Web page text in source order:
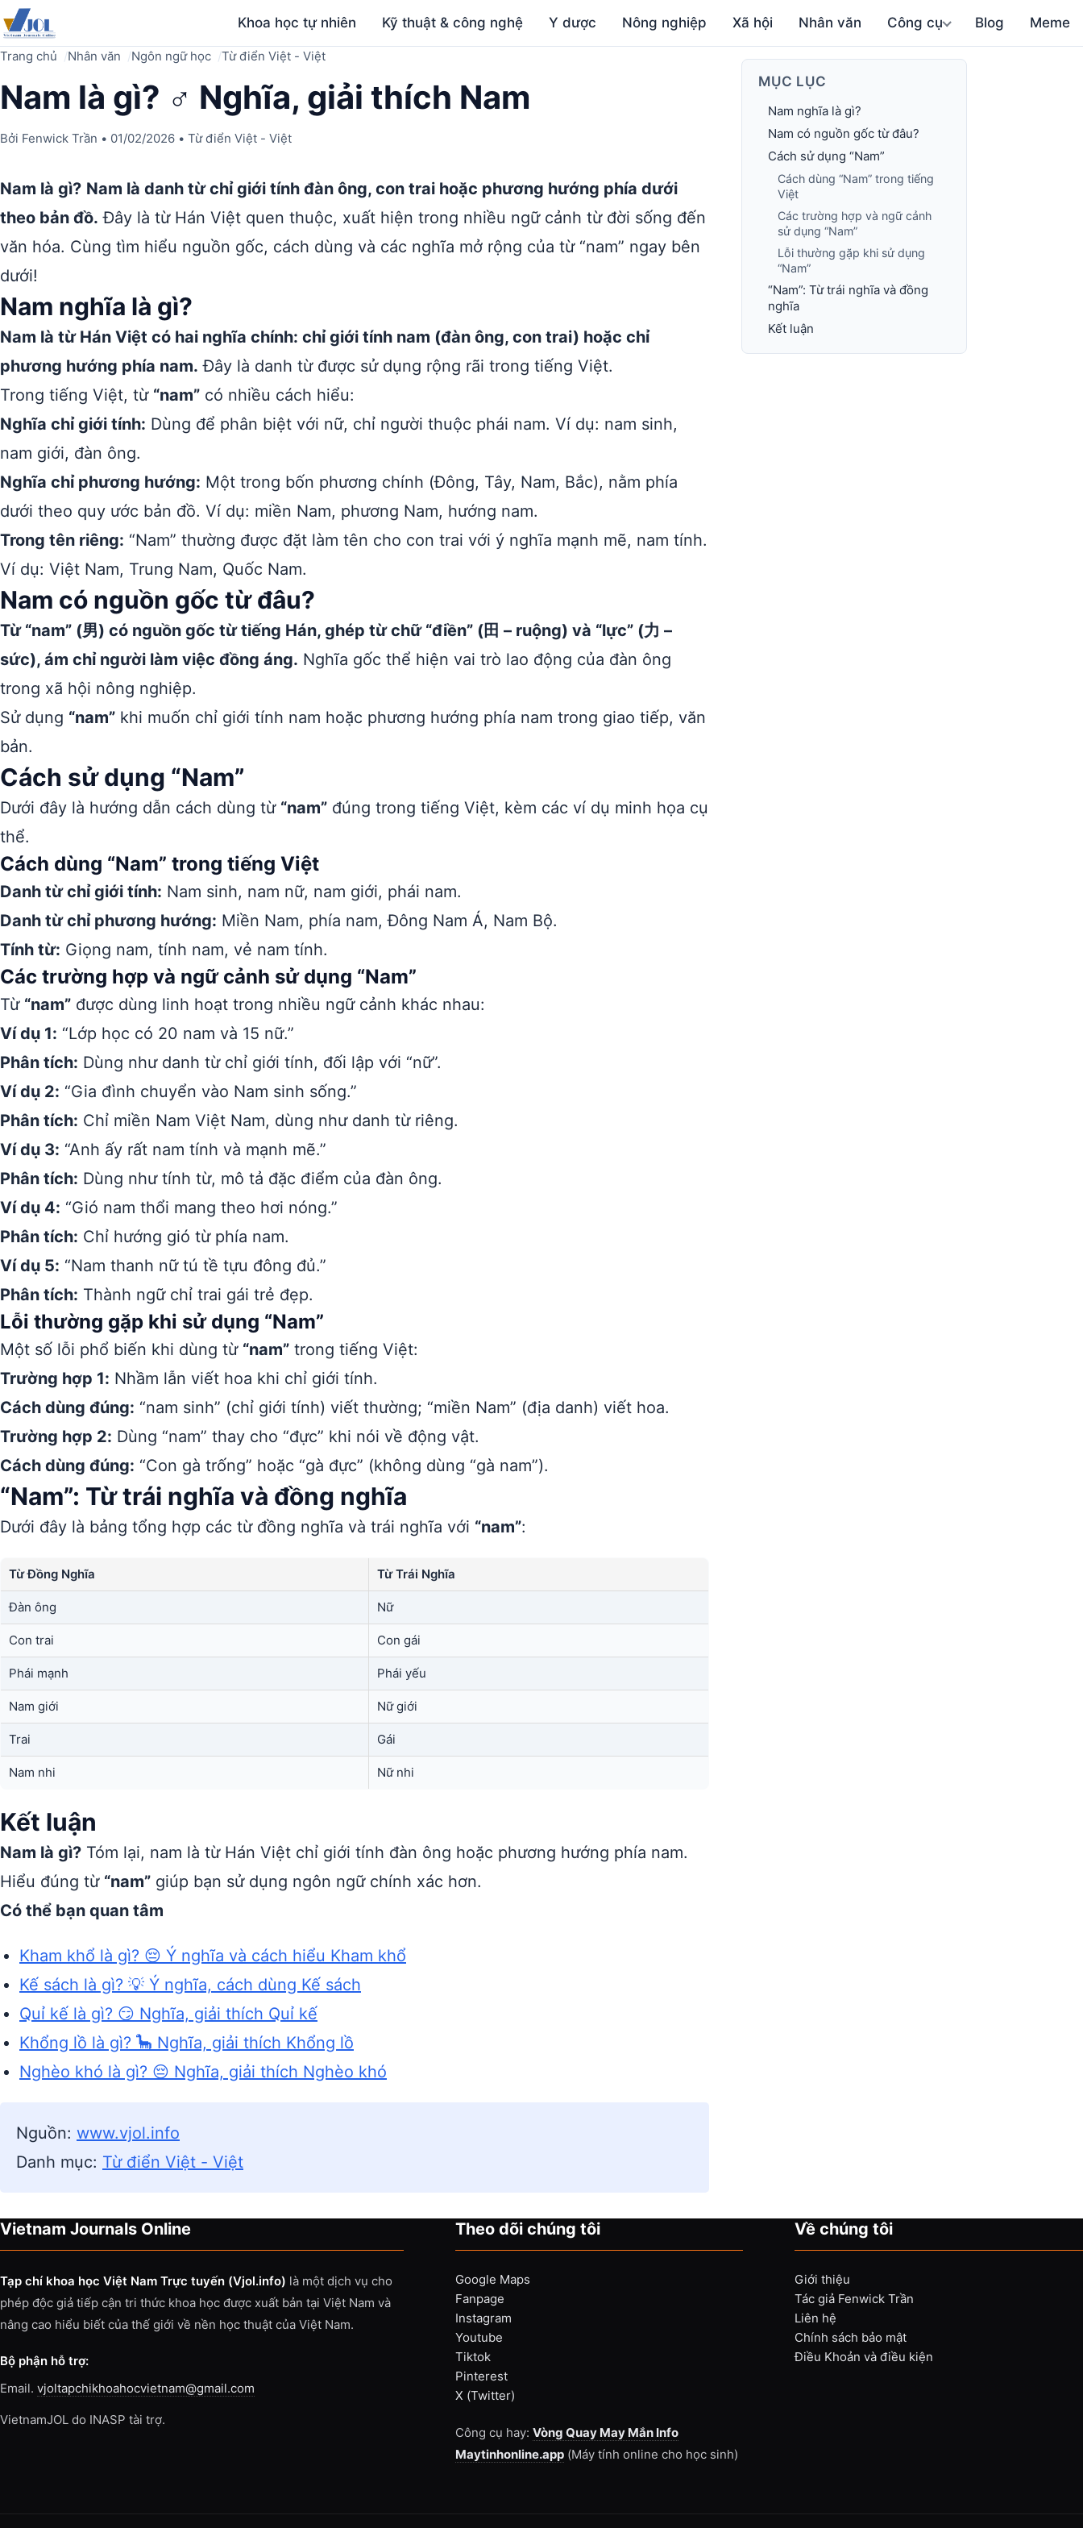
Khoa học tự nhiên Kỹ thuật & công nghệ Y dược Nông nghiệp Xã hội Nhân văn Công cụ Blog Meme
Trang chủ Nhân văn Ngôn ngữ học Từ điển Việt - Việt
Nam là gì? ♂️ Nghĩa, giải thích Nam
Bởi Fenwick Trần • 01/02/2026 • Từ điển Việt - Việt
Nam là gì? Nam là danh từ chỉ giới tính đàn ông, con trai hoặc phương hướng phía dưới
theo bản đồ. Đây là từ Hán Việt quen thuộc, xuất hiện trong nhiều ngữ cảnh từ đời sống đến
văn hóa. Cùng tìm hiểu nguồn gốc, cách dùng và các nghĩa mở rộng của từ “nam” ngay bên
dưới!
Nam nghĩa là gì?
Nam là từ Hán Việt có hai nghĩa chính: chỉ giới tính nam (đàn ông, con trai) hoặc chỉ
phương hướng phía nam. Đây là danh từ được sử dụng rộng rãi trong tiếng Việt.
Trong tiếng Việt, từ “nam” có nhiều cách hiểu:
Nghĩa chỉ giới tính: Dùng để phân biệt với nữ, chỉ người thuộc phái nam. Ví dụ: nam sinh,
nam giới, đàn ông.
Nghĩa chỉ phương hướng: Một trong bốn phương chính (Đông, Tây, Nam, Bắc), nằm phía
dưới theo quy ước bản đồ. Ví dụ: miền Nam, phương Nam, hướng nam.
Trong tên riêng: “Nam” thường được đặt làm tên cho con trai với ý nghĩa mạnh mẽ, nam tính.
Ví dụ: Việt Nam, Trung Nam, Quốc Nam.
Nam có nguồn gốc từ đâu?
Từ “nam” (男) có nguồn gốc từ tiếng Hán, ghép từ chữ “điền” (田 – ruộng) và “lực” (力 –
sức), ám chỉ người làm việc đồng áng. Nghĩa gốc thể hiện vai trò lao động của đàn ông
trong xã hội nông nghiệp.
Sử dụng “nam” khi muốn chỉ giới tính nam hoặc phương hướng phía nam trong giao tiếp, văn
bản.
Cách sử dụng “Nam”
Dưới đây là hướng dẫn cách dùng từ “nam” đúng trong tiếng Việt, kèm các ví dụ minh họa cụ
thể.
Cách dùng “Nam” trong tiếng Việt
Danh từ chỉ giới tính: Nam sinh, nam nữ, nam giới, phái nam.
Danh từ chỉ phương hướng: Miền Nam, phía nam, Đông Nam Á, Nam Bộ.
Tính từ: Giọng nam, tính nam, vẻ nam tính.
Các trường hợp và ngữ cảnh sử dụng “Nam”
Từ “nam” được dùng linh hoạt trong nhiều ngữ cảnh khác nhau:
Ví dụ 1: “Lớp học có 20 nam và 15 nữ.”
Phân tích: Dùng như danh từ chỉ giới tính, đối lập với “nữ”.
Ví dụ 2: “Gia đình chuyển vào Nam sinh sống.”
Phân tích: Chỉ miền Nam Việt Nam, dùng như danh từ riêng.
Ví dụ 3: “Anh ấy rất nam tính và mạnh mẽ.”
Phân tích: Dùng như tính từ, mô tả đặc điểm của đàn ông.
Ví dụ 4: “Gió nam thổi mang theo hơi nóng.”
Phân tích: Chỉ hướng gió từ phía nam.
Ví dụ 5: “Nam thanh nữ tú tề tựu đông đủ.”
Phân tích: Thành ngữ chỉ trai gái trẻ đẹp.
Lỗi thường gặp khi sử dụng “Nam”
Một số lỗi phổ biến khi dùng từ “nam” trong tiếng Việt:
Trường hợp 1: Nhầm lẫn viết hoa khi chỉ giới tính.
Cách dùng đúng: “nam sinh” (chỉ giới tính) viết thường; “miền Nam” (địa danh) viết hoa.
Trường hợp 2: Dùng “nam” thay cho “đực” khi nói về động vật.
Cách dùng đúng: “Con gà trống” hoặc “gà đực” (không dùng “gà nam”).
“Nam”: Từ trái nghĩa và đồng nghĩa
Dưới đây là bảng tổng hợp các từ đồng nghĩa và trái nghĩa với “nam”:
Từ Đồng Nghĩa Từ Trái Nghĩa
Đàn ông Nữ
Con trai Con gái
Phái mạnh Phái yếu
Nam giới Nữ giới
Trai Gái
Nam nhi Nữ nhi
Kết luận
Nam là gì? Tóm lại, nam là từ Hán Việt chỉ giới tính đàn ông hoặc phương hướng phía nam.
Hiểu đúng từ “nam” giúp bạn sử dụng ngôn ngữ chính xác hơn.
Có thể bạn quan tâm
Kham khổ là gì? 😔 Ý nghĩa và cách hiểu Kham khổ
Kế sách là gì? 💡 Ý nghĩa, cách dùng Kế sách
Quỉ kế là gì? 😏 Nghĩa, giải thích Quỉ kế
Khổng lồ là gì? 🦕 Nghĩa, giải thích Khổng lồ
Nghèo khó là gì? 😔 Nghĩa, giải thích Nghèo khó
Nguồn: www.vjol.info
Danh mục: Từ điển Việt - Việt
MỤC LỤC
Nam nghĩa là gì?
Nam có nguồn gốc từ đâu?
Cách sử dụng “Nam”
Cách dùng “Nam” trong tiếng
Việt
Các trường hợp và ngữ cảnh
sử dụng “Nam”
Lỗi thường gặp khi sử dụng
“Nam”
“Nam”: Từ trái nghĩa và đồng
nghĩa
Kết luận
Vietnam Journals Online
Tạp chí khoa học Việt Nam Trực tuyến (Vjol.info) là một dịch vụ cho
phép độc giả tiếp cận tri thức khoa học được xuất bản tại Việt Nam và
nâng cao hiểu biết của thế giới về nền học thuật của Việt Nam.
Bộ phận hỗ trợ:
Email. vjoltapchikhoahocvietnam@gmail.com
VietnamJOL do INASP tài trợ.
Theo dõi chúng tôi
Google Maps
Fanpage
Instagram
Youtube
Tiktok
Pinterest
X (Twitter)
Công cụ hay: Vòng Quay May Mắn Info
Maytinhonline.app(Máy tính online cho học sinh)
Về chúng tôi
Giới thiệu
Tác giả Fenwick Trần
Liên hệ
Chính sách bảo mật
Điều Khoản và điều kiện